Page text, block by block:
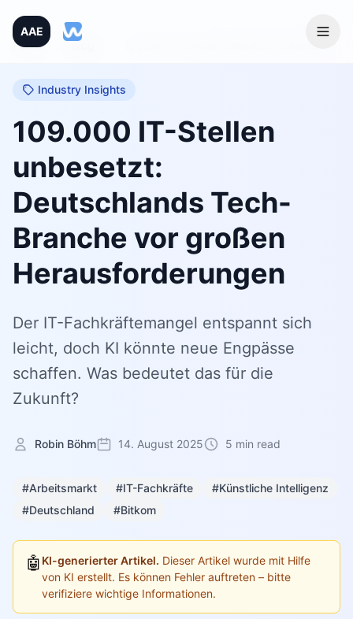
AAE
Home
Blog
Industry Insights
109.000 IT-Stellen
unbesetzt:
Deutschlands Tech-
Branche vor großen
Herausforderungen
Der IT-Fachkräftemangel entspannt sich
leicht, doch KI könnte neue Engpässe
schaffen. Was bedeutet das für die
Zukunft?
Robin Böhm 14. August 2025 5 min read
#Arbeitsmarkt #IT-Fachkräfte
#Künstliche Intelligenz
#Deutschland
#Bitkom
🤖 KI-generierter Artikel. Dieser Artikel wurde mit Hilfe
von KI erstellt. Es können Fehler auftreten – bitte
verifiziere wichtige Informationen.